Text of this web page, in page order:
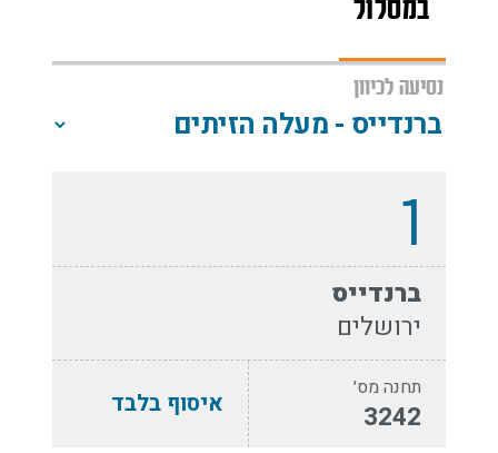
במסלול
נסיעה לכיוון
1
ברנדייס
ירושלים
תחנה מס׳
3242 איסוף בלבד